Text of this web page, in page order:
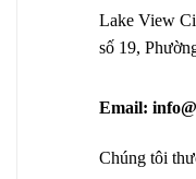
Lake View
số 19,
Email:
Chúng tôi